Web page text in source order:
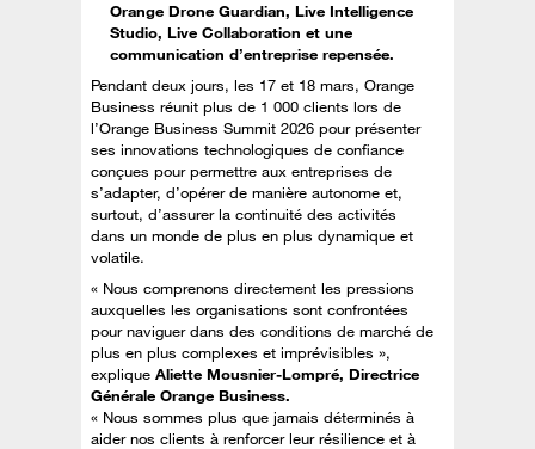
Orange Drone Guardian, Live Intelligence
Studio, Live Collaboration et une
communication d’entreprise repensée.
Pendant deux jours, les 17 et 18 mars, Orange
Business réunit plus de 1 000 clients lors de
l’Orange Business Summit 2026 pour présenter
ses innovations technologiques de confiance
conçues pour permettre aux entreprises de
s’adapter, d’opérer de manière autonome et,
surtout, d’assurer la continuité des activités
dans un monde de plus en plus dynamique et
volatile.
« Nous comprenons directement les pressions
auxquelles les organisations sont confrontées
pour naviguer dans des conditions de marché de
plus en plus complexes et imprévisibles »,
explique Aliette Mousnier-Lompré, Directrice
Générale Orange Business.
« Nous sommes plus que jamais déterminés à
aider nos clients à renforcer leur résilience et à